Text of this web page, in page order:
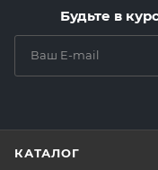
Будьте в
КАТАЛОГ